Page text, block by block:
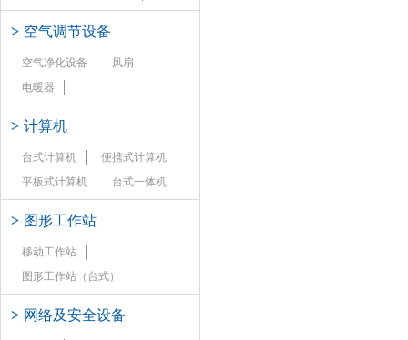
> 空气调节设备
空气净化设备
风扇
电暖器
> 计算机
台式计算机
便携式计算机
平板式计算机
台式一体机
> 图形工作站
移动工作站
图形工作站（台式）
> 网络及安全设备